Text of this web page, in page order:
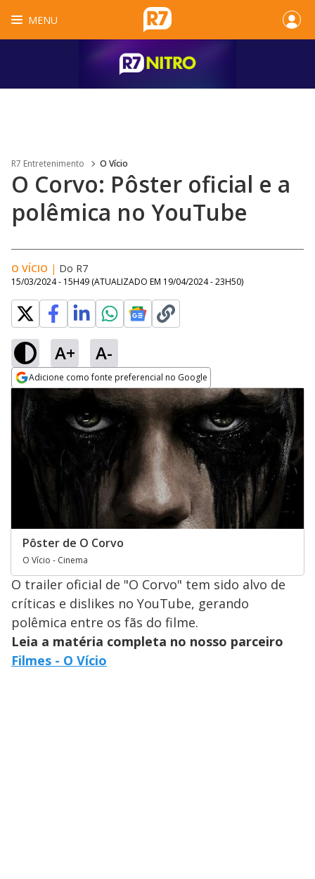
MENU
R7 Entretenimento O Vício
O Corvo: Pôster oficial e a
polêmica no YouTube
O VÍCIO | Do R7
15/03/2024 - 15H49 (ATUALIZADO EM 19/04/2024 - 23H50)
A+ A-
Adicione como fonte preferencial no Google
Opens in new window
Pôster de O Corvo
O Vício - Cinema
O trailer oficial de "O Corvo" tem sido alvo de
críticas e dislikes no YouTube, gerando
polêmica entre os fãs do filme.
Leia a matéria completa no nosso parceiro
Filmes - O Vício